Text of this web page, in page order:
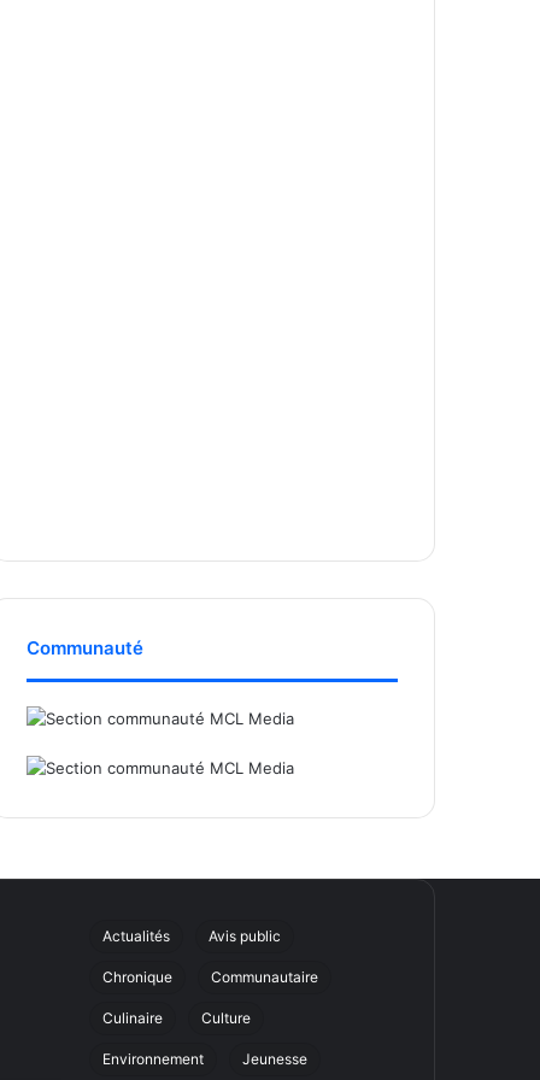
Communauté
Actualités Avis public
Chronique Communautaire
Culinaire Culture
Environnement Jeunesse